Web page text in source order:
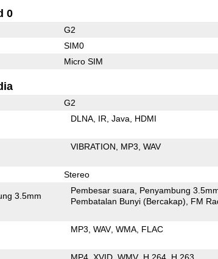
0
G2
SIM0
Micro SIM
G2
DLNA IR Java HDMI
VIBRATION MP3 WAV
Stereo
3.5mm
Pembesar suara
Penyambung
Pembatalan Bunyi (Bercakap)
FM
MP3 WAV WMA FLAC
MP4 XVID WMV H.264 H.263